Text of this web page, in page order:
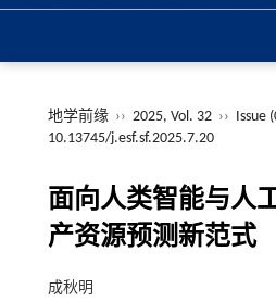
地学前缘 ›› 2025, Vol. 32 ›› Issue
10.13745/j.esf.sf.2025.7.20
面向人类智能与人
产资源预测新范式
成秋明